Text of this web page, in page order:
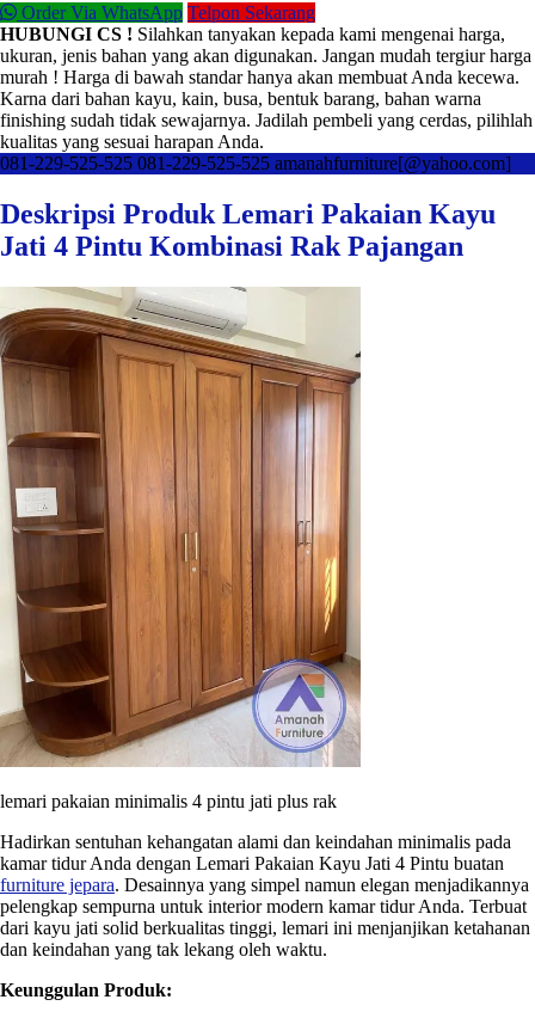
Order Via WhatsApp Telpon Sekarang
HUBUNGI CS ! Silahkan tanyakan kepada kami mengenai harga,
ukuran, jenis bahan yang akan digunakan. Jangan mudah tergiur harga
murah ! Harga di bawah standar hanya akan membuat Anda kecewa.
Karna dari bahan kayu, kain, busa, bentuk barang, bahan warna
finishing sudah tidak sewajarnya. Jadilah pembeli yang cerdas, pilihlah
kualitas yang sesuai harapan Anda.
081-229-525-525 081-229-525-525 amanahfurniture[@yahoo.com]
Deskripsi Produk Lemari Pakaian Kayu
Jati 4 Pintu Kombinasi Rak Pajangan
lemari pakaian minimalis 4 pintu jati plus rak
Hadirkan sentuhan kehangatan alami dan keindahan minimalis pada
kamar tidur Anda dengan Lemari Pakaian Kayu Jati 4 Pintu buatan
furniture jepara. Desainnya yang simpel namun elegan menjadikannya
pelengkap sempurna untuk interior modern kamar tidur Anda. Terbuat
dari kayu jati solid berkualitas tinggi, lemari ini menjanjikan ketahanan
dan keindahan yang tak lekang oleh waktu.
Keunggulan Produk: